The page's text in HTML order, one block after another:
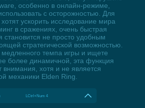
особенно в онлайн-режиме,
с осторожностью. Для
ускорить исследование мира
в сражениях, очень быстрая
становится не просто удобным
стратегической возможностью.
медленного темпа игры и ищете
более динамичной, эта функция
внимания, хотя и не является
механики Elden Ring.
LCtrl+Num 4